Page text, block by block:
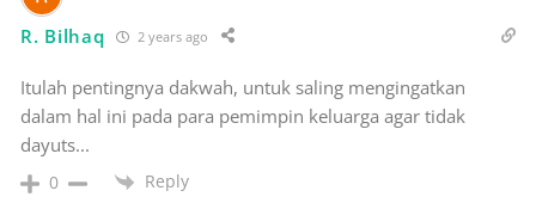
R. Bilhaq 2 years ago
Itulah pentingnya dakwah, untuk saling mengingatkan
dalam hal ini pada para pemimpin keluarga agar tidak
dayuts...
0 Reply